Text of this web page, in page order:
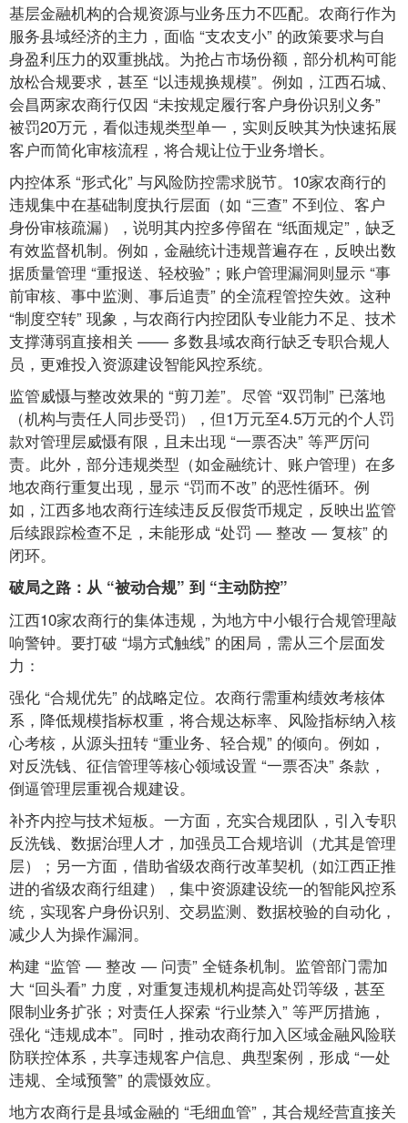
基层金融机构的合规资源与业务压力不匹配。农商行作为
服务县域经济的主力，面临 “支农支小” 的政策要求与自
身盈利压力的双重挑战。为抢占市场份额，部分机构可能
放松合规要求，甚至 “以违规换规模”。例如，江西石城、
会昌两家农商行仅因 “未按规定履行客户身份识别义务”
被罚20万元，看似违规类型单一，实则反映其为快速拓展
客户而简化审核流程，将合规让位于业务增长。
内控体系 “形式化” 与风险防控需求脱节。10家农商行的
违规集中在基础制度执行层面（如 “三查” 不到位、客户
身份审核疏漏），说明其内控多停留在 “纸面规定”，缺乏
有效监督机制。例如，金融统计违规普遍存在，反映出数
据质量管理 “重报送、轻校验”；账户管理漏洞则显示 “事
前审核、事中监测、事后追责” 的全流程管控失效。这种
“制度空转” 现象，与农商行内控团队专业能力不足、技术
支撑薄弱直接相关 —— 多数县域农商行缺乏专职合规人
员，更难投入资源建设智能风控系统。
监管威慑与整改效果的 “剪刀差”。尽管 “双罚制” 已落地
（机构与责任人同步受罚），但1万元至4.5万元的个人罚
款对管理层威慑有限，且未出现 “一票否决” 等严厉问
责。此外，部分违规类型（如金融统计、账户管理）在多
地农商行重复出现，显示 “罚而不改” 的恶性循环。例
如，江西多地农商行连续违反反假货币规定，反映出监管
后续跟踪检查不足，未能形成 “处罚 — 整改 — 复核” 的
闭环。
破局之路：从 “被动合规” 到 “主动防控”
江西10家农商行的集体违规，为地方中小银行合规管理敲
响警钟。要打破 “塌方式触线” 的困局，需从三个层面发
力：
强化 “合规优先” 的战略定位。农商行需重构绩效考核体
系，降低规模指标权重，将合规达标率、风险指标纳入核
心考核，从源头扭转 “重业务、轻合规” 的倾向。例如，
对反洗钱、征信管理等核心领域设置 “一票否决” 条款，
倒逼管理层重视合规建设。
补齐内控与技术短板。一方面，充实合规团队，引入专职
反洗钱、数据治理人才，加强员工合规培训（尤其是管理
层）；另一方面，借助省级农商行改革契机（如江西正推
进的省级农商行组建），集中资源建设统一的智能风控系
统，实现客户身份识别、交易监测、数据校验的自动化，
减少人为操作漏洞。
构建 “监管 — 整改 — 问责” 全链条机制。监管部门需加
大 “回头看” 力度，对重复违规机构提高处罚等级，甚至
限制业务扩张；对责任人探索 “行业禁入” 等严厉措施，
强化 “违规成本”。同时，推动农商行加入区域金融风险联
防联控体系，共享违规客户信息、典型案例，形成 “一处
违规、全域预警” 的震慑效应。
地方农商行是县域金融的 “毛细血管”，其合规经营直接关